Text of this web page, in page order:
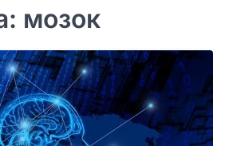
мозок